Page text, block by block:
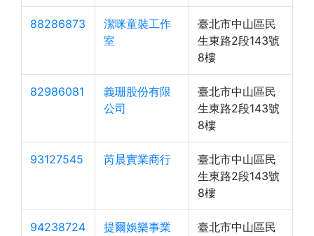
88286873
潔咪童裝工作
室
臺北市中山區民
生東路2段143號
8樓
82986081
義珊股份有限
公司
臺北市中山區民
生東路2段143號
8樓
93127545 芮晨實業商行
臺北市中山區民
生東路2段143號
8樓
94238724
提爾娛樂事業
臺北市中山區民